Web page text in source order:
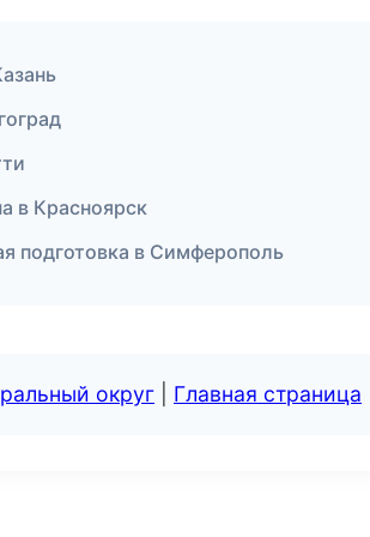
в Красноярск
подготовка в Симферополь
округ Главная страница